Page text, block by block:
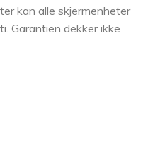
kan alle skjermenheter
Garantien dekker ikke